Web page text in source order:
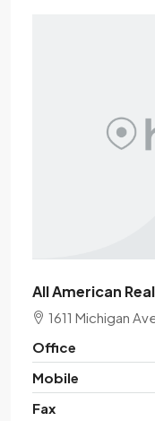
All American
1611 Michigan
Office
Mobile
Fax